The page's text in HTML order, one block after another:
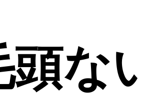
頭な